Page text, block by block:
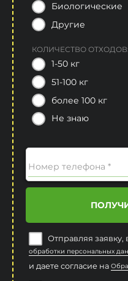
Биологические
Другие
КОЛИЧЕСТВО ОТХОДОВ:
1-50 кг
51-100 кг
более 100 кг
Не знаю
Номер телефона *
Отправляя заявку,
обработки персональных
и даете согласие на